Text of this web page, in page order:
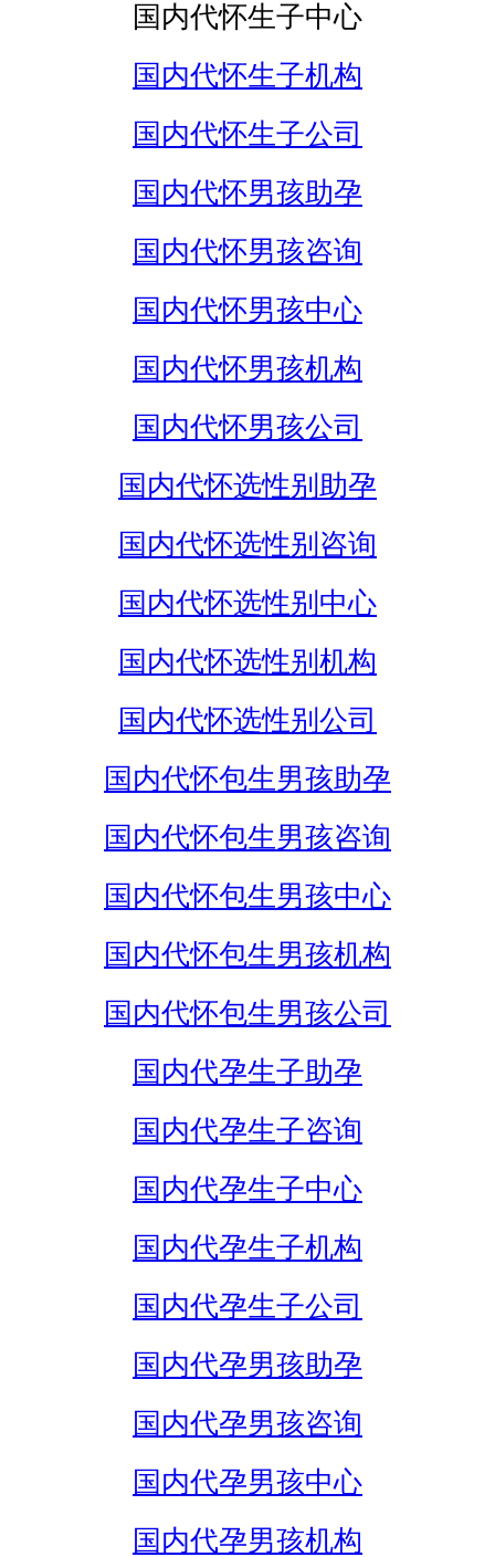
国内代怀生子中心
国内代怀生子机构
国内代怀生子公司
国内代怀男孩助孕
国内代怀男孩咨询
国内代怀男孩中心
国内代怀男孩机构
国内代怀男孩公司
国内代怀选性别助孕
国内代怀选性别咨询
国内代怀选性别中心
国内代怀选性别机构
国内代怀选性别公司
国内代怀包生男孩助孕
国内代怀包生男孩咨询
国内代怀包生男孩中心
国内代怀包生男孩机构
国内代怀包生男孩公司
国内代孕生子助孕
国内代孕生子咨询
国内代孕生子中心
国内代孕生子机构
国内代孕生子公司
国内代孕男孩助孕
国内代孕男孩咨询
国内代孕男孩中心
国内代孕男孩机构